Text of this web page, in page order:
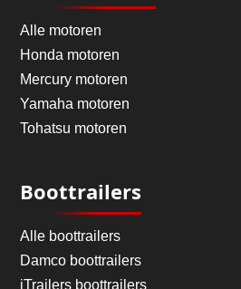
Alle motoren
Honda motoren
Mercury motoren
Yamaha motoren
Tohatsu motoren
Boottrailers
Alle boottrailers
Damco boottrailers
iTrailers boottrailers